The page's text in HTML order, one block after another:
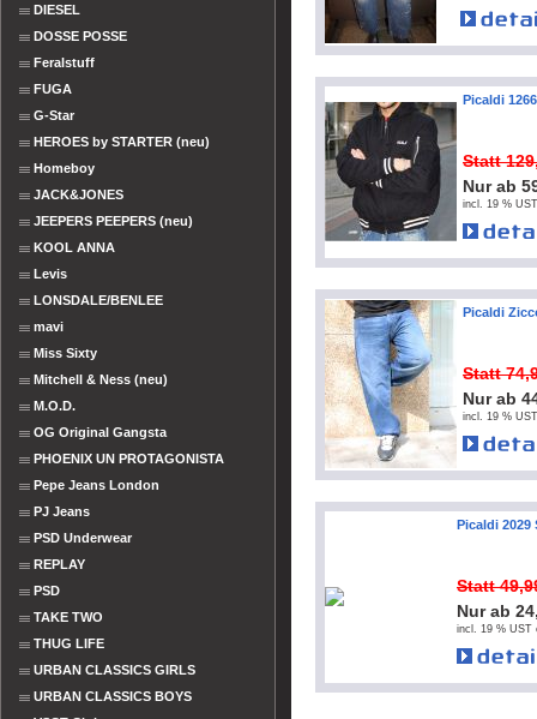
DIESEL
DOSSE POSSE
Feralstuff
FUGA
G-Star
HEROES by STARTER (neu)
Homeboy
JACK&JONES
JEEPERS PEEPERS (neu)
KOOL ANNA
Levis
LONSDALE/BENLEE
mavi
Miss Sixty
Mitchell & Ness (neu)
M.O.D.
OG Original Gangsta
PHOENIX UN PROTAGONISTA
Pepe Jeans London
PJ Jeans
PSD Underwear
REPLAY
PSD
TAKE TWO
THUG LIFE
URBAN CLASSICS GIRLS
URBAN CLASSICS BOYS
Picaldi
Statt
Nur ab
incl. 19 %
Picaldi
Statt
Nur ab
incl. 19 %
Picaldi 2029
Statt
Nur ab
incl. 19 % UST